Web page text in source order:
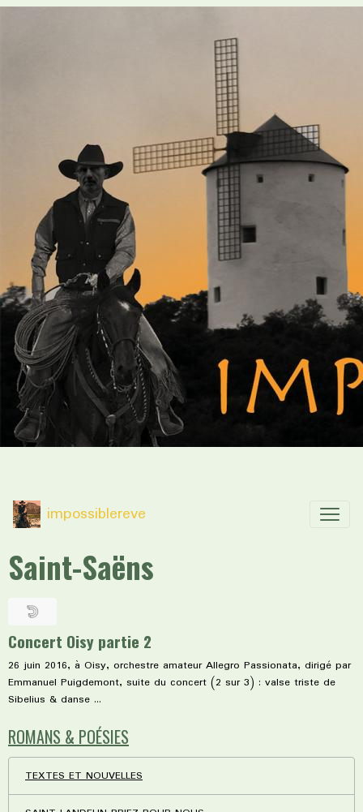
impossiblereve
Saint-Saëns
Concert Oisy partie 2
26 juin 2016, à Oisy, orchestre amateur Allegro Passionata, dirigé par
Emmanuel Puigdemont, suite du concert (2 sur 3) : valse triste de
Sibelius & danse ...
ROMANS & POÉSIES
TEXTES ET NOUVELLES